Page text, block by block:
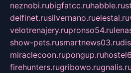
neznobi.rubigfatcc.ruhabble.ru
delfinet.rusilvernano.ruelestal.ru
velotrenajery.rupronso54.ru
show-pets.rusmartnews03.ru
miraclecoon.rupongup.ru
firehunters.rugribowo.rugnalis.ru